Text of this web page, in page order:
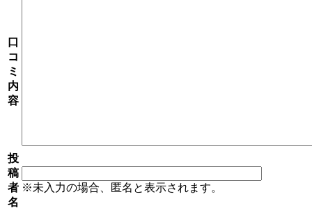
口
コ
ミ
内
容
投
稿
者
名
※未入力の場合、匿名と表示されます。